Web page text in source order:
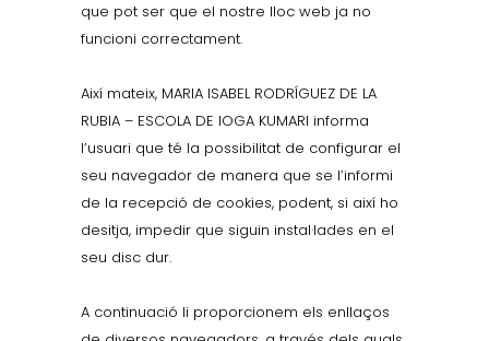
que pot ser que el nostre lloc web ja no
funcioni correctament.
Així mateix, MARIA ISABEL RODRÍGUEZ DE LA
RUBIA – ESCOLA DE IOGA KUMARI informa
l’usuari que té la possibilitat de configurar el
seu navegador de manera que se l’informi
de la recepció de cookies, podent, si així ho
desitja, impedir que siguin instal·lades en el
seu disc dur.
A continuació li proporcionem els enllaços